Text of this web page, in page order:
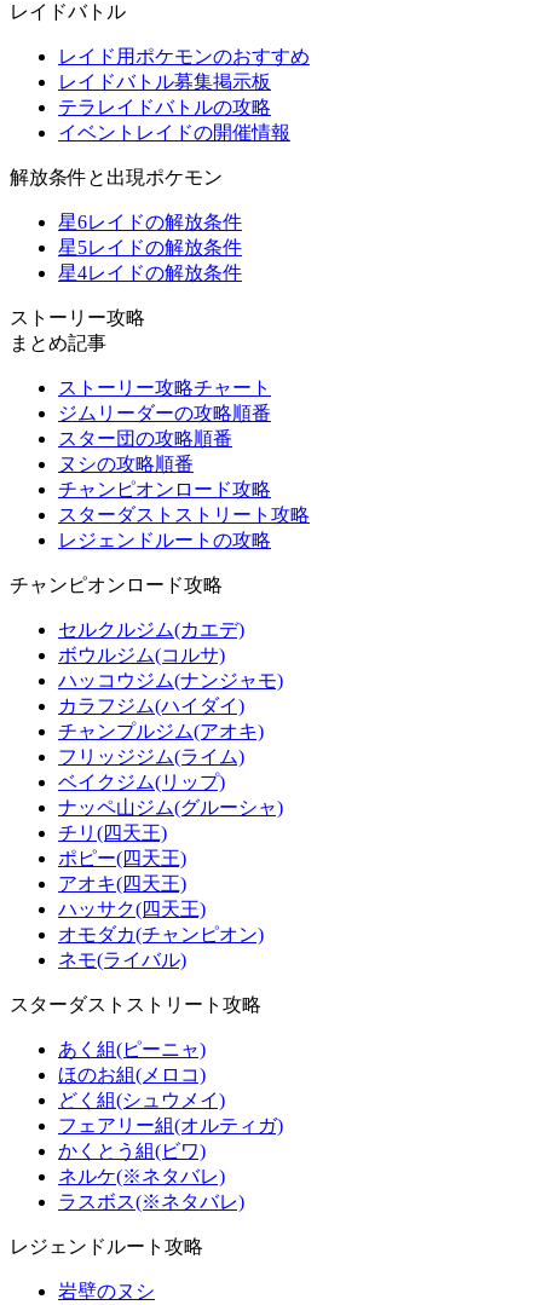
レイドバトル
レイド用ポケモンのおすすめ
レイドバトル募集掲示板
テラレイドバトルの攻略
イベントレイドの開催情報
解放条件と出現ポケモン
星6レイドの解放条件
星5レイドの解放条件
星4レイドの解放条件
ストーリー攻略
まとめ記事
ストーリー攻略チャート
ジムリーダーの攻略順番
スター団の攻略順番
ヌシの攻略順番
チャンピオンロード攻略
スターダストストリート攻略
レジェンドルートの攻略
チャンピオンロード攻略
セルクルジム(カエデ)
ボウルジム(コルサ)
ハッコウジム(ナンジャモ)
カラフジム(ハイダイ)
チャンプルジム(アオキ)
フリッジジム(ライム)
ベイクジム(リップ)
ナッペ山ジム(グルーシャ)
チリ(四天王)
ポピー(四天王)
アオキ(四天王)
ハッサク(四天王)
オモダカ(チャンピオン)
ネモ(ライバル)
スターダストストリート攻略
あく組(ピーニャ)
ほのお組(メロコ)
どく組(シュウメイ)
フェアリー組(オルティガ)
かくとう組(ビワ)
ネルケ(※ネタバレ)
ラスボス(※ネタバレ)
レジェンドルート攻略
岩壁のヌシ